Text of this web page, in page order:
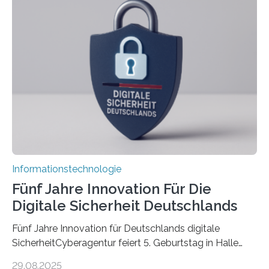
über einen Zeitraum von vier Jahren insgesamt 15
Promovierende im Rahmen von CAVECORE mit
kognitiven Robotern beschäftigen – also mit Robotern,
die mittels Sensoren ihre Umgebung erfassen,
Informationen verarbeiten und häufig auch mit…
Informationstechnologie
Fünf Jahre Innovation Für Die
Digitale Sicherheit Deutschlands
Fünf Jahre Innovation für Deutschlands digitale
SicherheitCyberagentur feiert 5. Geburtstag in Halle
29.08.2025